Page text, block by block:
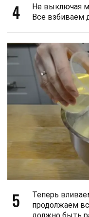
4
Не выключая
Все взбиваем
5
Теперь
продолжаем
должно быть